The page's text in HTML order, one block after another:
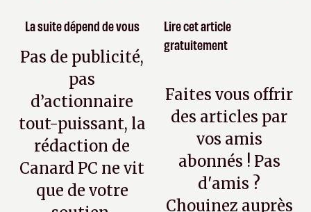
La suite dépend de vous
Pas de publicité,
pas
d’actionnaire
tout-puissant, la
rédaction de
Canard PC ne vit
que de votre
Lire cet article
gratuitement
Faites vous offrir
des articles par
vos amis
abonnés ! Pas
d'amis ?
Chouinez auprès